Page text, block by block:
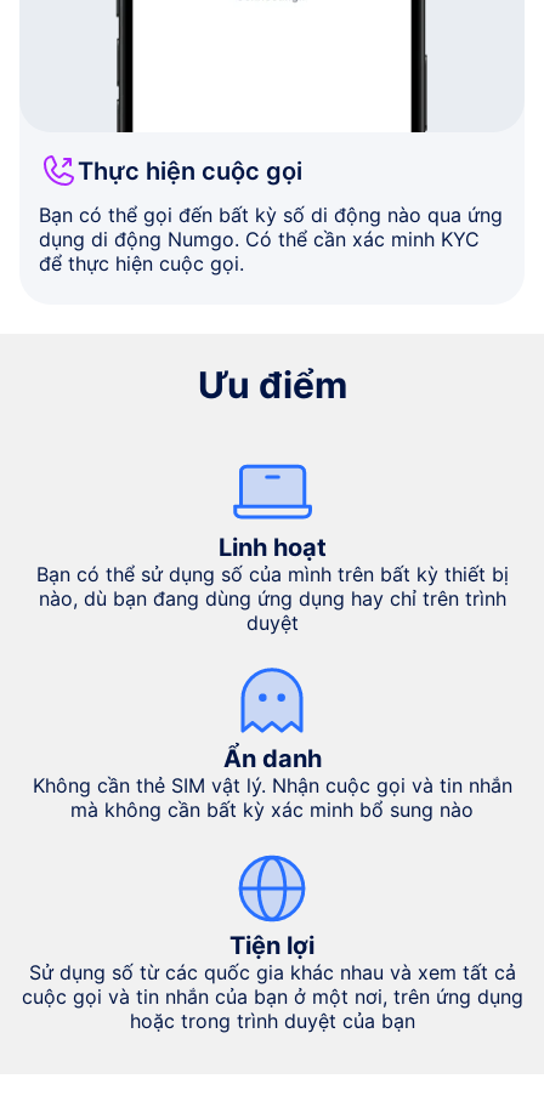
Thực hiện cuộc gọi
Bạn có thể gọi đến bất kỳ số di động nào qua ứng
dụng di động Numgo. Có thể cần xác minh KYC
để thực hiện cuộc gọi.
Ưu điểm
Linh hoạt
Bạn có thể sử dụng số của mình trên bất kỳ thiết bị
nào, dù bạn đang dùng ứng dụng hay chỉ trên trình
duyệt
Ẩn danh
Không cần thẻ SIM vật lý. Nhận cuộc gọi và tin nhắn
mà không cần bất kỳ xác minh bổ sung nào
Tiện lợi
Sử dụng số từ các quốc gia khác nhau và xem tất cả
cuộc gọi và tin nhắn của bạn ở một nơi, trên ứng dụng
hoặc trong trình duyệt của bạn